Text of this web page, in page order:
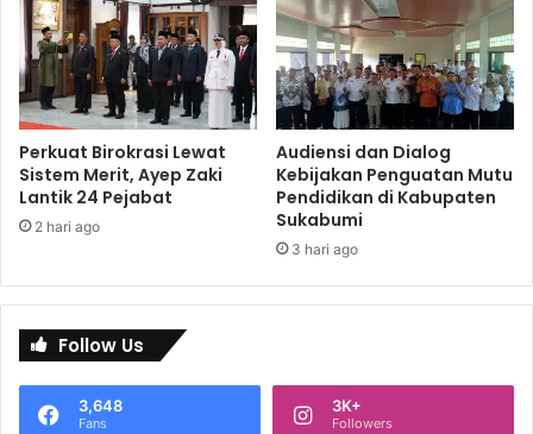
Perkuat Birokrasi Lewat
Sistem Merit, Ayep Zaki
Lantik 24 Pejabat
2 hari ago
Audiensi dan Dialog
Kebijakan Penguatan Mutu
Pendidikan di Kabupaten
Sukabumi
3 hari ago
Follow Us
3,648
Fans
3K+
Followers